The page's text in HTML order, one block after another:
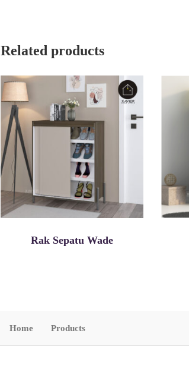
Related products
Rak Sepatu Wade
Home Products